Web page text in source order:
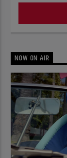
NOW ON AIR